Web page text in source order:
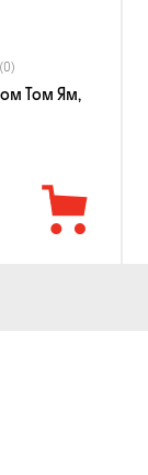
(0)
Том Ям,